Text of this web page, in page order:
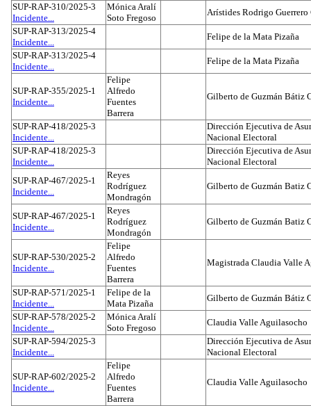
SUP-RAP-310/2025-3
Incidente...
Mónica Aralí
Soto Fregoso
Arístides Rodrigo Guerrero
SUP-RAP-313/2025-4
Incidente...
Felipe de la Mata Pizaña
SUP-RAP-313/2025-4
Incidente...
Felipe de la Mata Pizaña
SUP-RAP-355/2025-1
Incidente...
Felipe
Alfredo
Fuentes
Barrera
Gilberto de Guzmán Bátiz
SUP-RAP-418/2025-3
Incidente...
Dirección Ejecutiva de
Nacional Electoral
SUP-RAP-418/2025-3
Incidente...
Dirección Ejecutiva de
Nacional Electoral
SUP-RAP-467/2025-1
Incidente...
Reyes
Rodríguez
Mondragón
Gilberto de Guzmán Batiz
SUP-RAP-467/2025-1
Incidente...
Reyes
Rodríguez
Mondragón
Gilberto de Guzmán Batiz
SUP-RAP-530/2025-2
Incidente...
Felipe
Alfredo
Fuentes
Barrera
Magistrada Claudia Valle
SUP-RAP-571/2025-1
Incidente...
Felipe de la
Mata Pizaña
Gilberto de Guzmán Bátiz
SUP-RAP-578/2025-2
Incidente...
Mónica Aralí
Soto Fregoso
Claudia Valle Aguilasocho
SUP-RAP-594/2025-3
Incidente...
Dirección Ejecutiva de
Nacional Electoral
SUP-RAP-602/2025-2
Incidente...
Felipe
Alfredo
Fuentes
Barrera
Claudia Valle Aguilasocho